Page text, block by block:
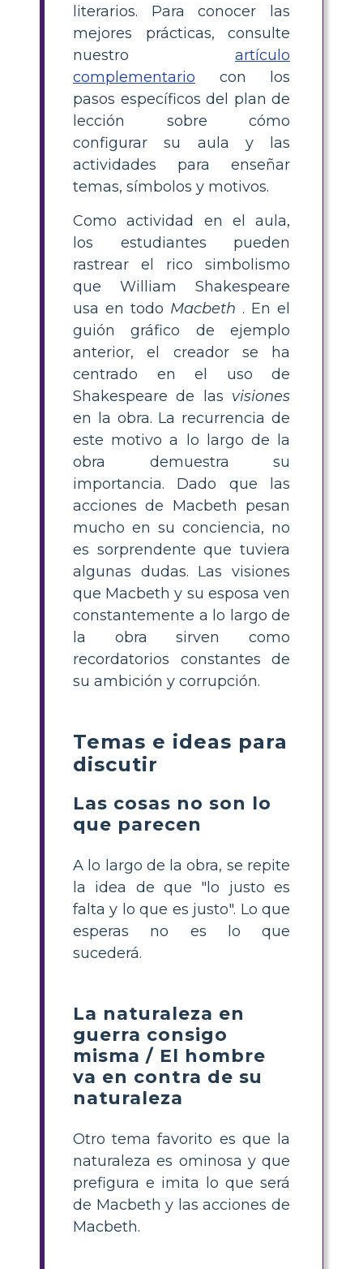
literarios. Para conocer las
mejores prácticas, consulte
nuestro artículo
complementario con los
pasos específicos del plan de
lección sobre cómo
configurar su aula y las
actividades para enseñar
temas, símbolos y motivos.
Como actividad en el aula,
los estudiantes pueden
rastrear el rico simbolismo
que William Shakespeare
usa en todo Macbeth . En el
guión gráfico de ejemplo
anterior, el creador se ha
centrado en el uso de
Shakespeare de las visiones
en la obra. La recurrencia de
este motivo a lo largo de la
obra demuestra su
importancia. Dado que las
acciones de Macbeth pesan
mucho en su conciencia, no
es sorprendente que tuviera
algunas dudas. Las visiones
que Macbeth y su esposa ven
constantemente a lo largo de
la obra sirven como
recordatorios constantes de
su ambición y corrupción.
Temas e ideas para
discutir
Las cosas no son lo
que parecen
A lo largo de la obra, se repite
la idea de que "lo justo es
falta y lo que es justo". Lo que
esperas no es lo que
sucederá.
La naturaleza en
guerra consigo
misma / El hombre
va en contra de su
naturaleza
Otro tema favorito es que la
naturaleza es ominosa y que
prefigura e imita lo que será
de Macbeth y las acciones de
Macbeth.